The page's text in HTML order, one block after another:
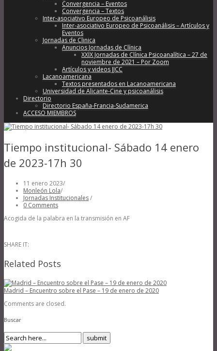
Convergencia – Eventos
Convergencia – Textos
Inter-asociativo Europeo de Psicoanálisis
Inter-asociativo Europeo de Psicoanálisis – Artículos y
Eventos
Jornadas de Clinica
Anuncios Jornadas de Clínica
XXIX Jornadas de Clínica Psicoanalítica – 27 de
noviembre de 2021 – Por Zoom
Artículos y videos JJCC
Lacanoamericana
Textos presentados en Lacanoamericana
Universidad de Alicante-Cine y psicoanálisis
Directorio
Directorio España-Francia-Sudamerica
ACCESO MIEMBROS
Tiempo institucional- Sábado 14 enero
de 2023-17h 30
11 enero 2023/
Monleón Lola/
Jornadas Institucionales/
0 Comments
Acogida de la palabra en la transmisión en AF
SHARE IT:
Related Posts
Madrid – Encuentro sobre el Pase – 19 de enero de 2020
Comments are closed.
Buscar